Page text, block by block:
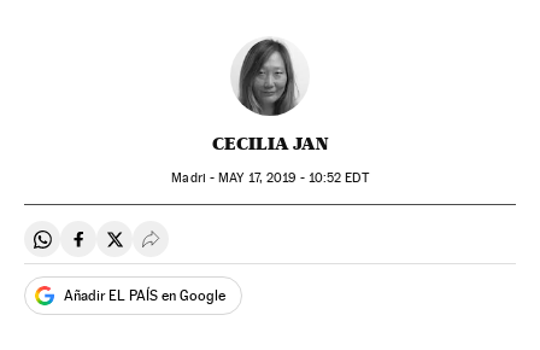
CECILIA JAN
Madri -MAY17, 2019 - 10:52 EDT
Compartir en Whatsapp
Compartir en Facebook
Compartir en Twitter
Desplegar Redes Sociales
Añadir EL PAÍS en Google